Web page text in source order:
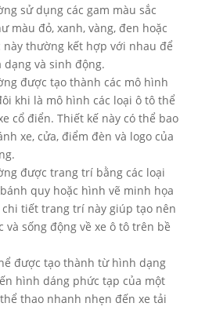
sử dụng các gam màu sắc
màu đỏ, xanh, vàng, đen hoặc
này thường kết hợp với nhau để
và sinh động.
được tạo thành các mô hình
khi là mô hình các loại ô tô thể
cổ điển. Thiết kế này có thể bao
xe, cửa, điểm đèn và logo của
được trang trí bằng các loại
quy hoặc hình vẽ minh họa
chi tiết trang trí này giúp tạo nên
sống động về xe ô tô trên bề
được tạo thành từ hình dạng
hình dáng phức tạp của một
thao nhanh nhẹn đến xe tải